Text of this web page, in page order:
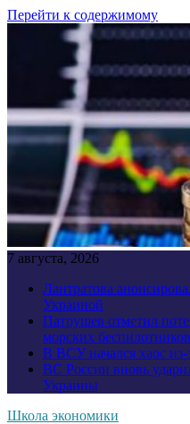
Перейти к содержимому
7 августа, 2026
Лантратова
Украиной
Патрушев отметил
морских беспилотников
В ВСУ начался хаос из-
ВС России вновь
Украины
Школа экономики